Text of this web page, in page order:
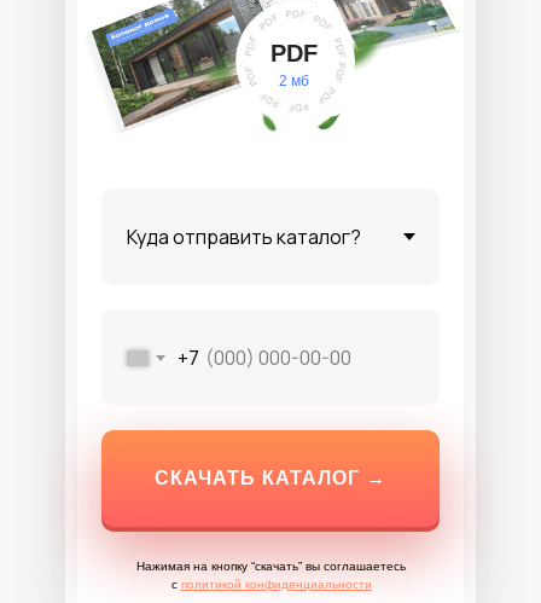
СКАЧАТЬ КАТАЛОГ →
Нажимая на кнопку “скачать” вы соглашаетесь
с политикой конфиденциальности
PDF
2 мб
+7